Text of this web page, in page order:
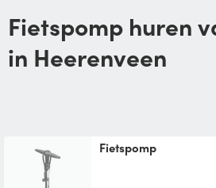
Fietspomp huren van je buren
in Heerenveen
Fietspomp